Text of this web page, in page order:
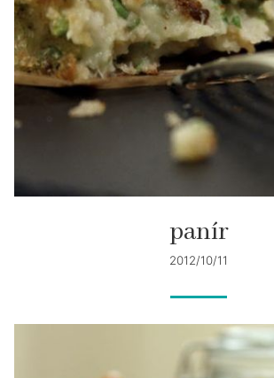
panír
2012/10/11